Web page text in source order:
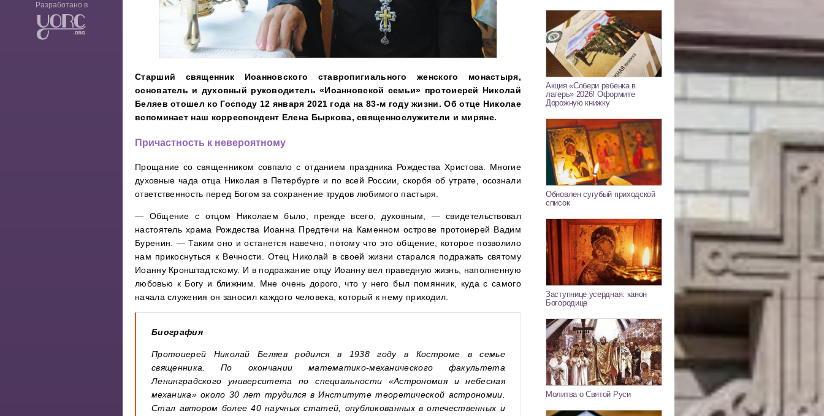
Разработано в
Старший священник Иоанновского ставропигиального женского монастыря,
основатель и духовный руководитель «Иоанновской семьи» протоиерей Николай
Беляев отошел ко Господу 12 января 2021 года на 83-м году жизни. Об отце Николае
вспоминает наш корреспондент Елена Быркова, священнослужители и миряне.
Причастность к невероятному
Прощание со священником совпало с отданием праздника Рождества Христова. Многие
духовные чада отца Николая в Петербурге и по всей России, скорбя об утрате, осознали
ответственность перед Богом за сохранение трудов любимого пастыря.
— Общение с отцом Николаем было, прежде всего, духовным, — свидетельствовал
настоятель храма Рождества Иоанна Предтечи на Каменном острове протоиерей Вадим
Буренин. — Таким оно и останется навечно, потому что это общение, которое позволило
нам прикоснуться к Вечности. Отец Николай в своей жизни старался подражать святому
Иоанну Кронштадтскому. И в подражание отцу Иоанну вел праведную жизнь, наполненную
любовью к Богу и ближним. Мне очень дорого, что у него был помянник, куда с самого
начала служения он заносил каждого человека, который к нему приходил.
Биография
Протоиерей Николай Беляев родился в 1938 году в Костроме в семье
священника. По окончании математико-механического факультета
Ленинградского университета по специальности «Астрономия и небесная
механика» около 30 лет трудился в Институте теоретической астрономии.
Стал автором более 40 научных статей, опубликованных в отечественных и
Акция «Собери ребенка в
лагерь» 2026! Оформите
Дорожную книжку
Обновлен сугубый приходской
список
Заступнице усердная: канон
Богородице
Молитва о Святой Руси